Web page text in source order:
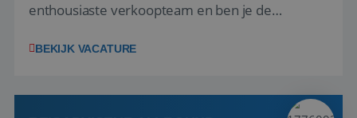
enthousiaste verkoopteam en ben je de
en tarieven waar je collega’s niet uitkomen.
kwaliteitsbewaking van alles wat met IATA te m...
BEKIJK VACATURE